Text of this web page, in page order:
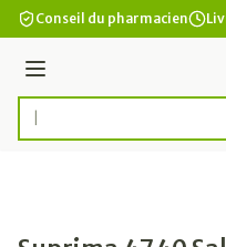
Aller au contenu
Conseil du pharmacien
Menu
Rechercher